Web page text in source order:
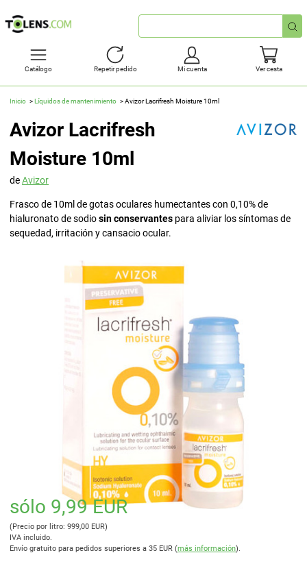
Búsqueda
rápida
Catálogo Repetir pedido Mi cuenta Ver cesta
Inicio Líquidos de mantenimiento Avizor Lacrifresh Moisture 10ml
Avizor Lacrifresh
Moisture 10ml
deAvizor
Frasco de 10ml de gotas oculares humectantes con 0,10% de
hialuronato de sodiosin conservantes para aliviar los síntomas de
sequedad, irritación y cansacio ocular.
sólo 9,99 EUR
(Precio por litro: 999,00 EUR)
IVA incluido.
Envío gratuito para pedidos superiores a 35 EUR (más información).